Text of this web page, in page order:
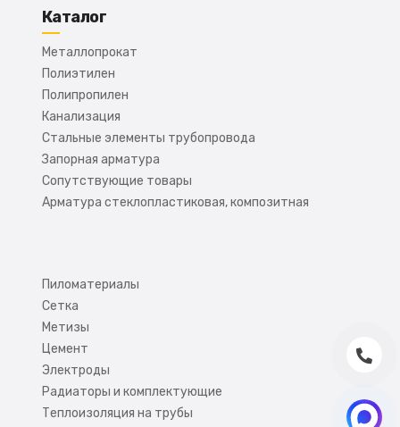
Каталог
Металлопрокат
Полиэтилен
Полипропилен
Канализация
Стальные элементы трубопровода
Запорная арматура
Сопутствующие товары
Арматура стеклопластиковая, композитная
Пиломатериалы
Сетка
Метизы
Цемент
Электроды
Радиаторы и комплектующие
Теплоизоляция на трубы